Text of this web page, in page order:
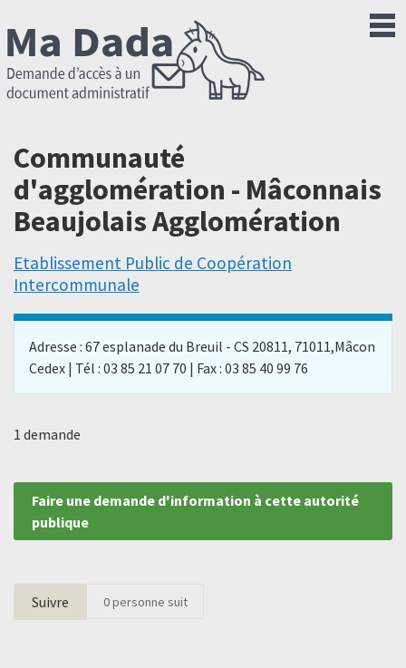
Communauté
d'agglomération - Mâconnais
Beaujolais Agglomération
Etablissement Public de Coopération
Intercommunale
Adresse : 67 esplanade du Breuil - CS 20811, 71011,Mâcon
Cedex | Tél : 03 85 21 07 70 | Fax : 03 85 40 99 76
1 demande
Faire une demande d'information à cette autorité
publique
Suivre 0personne suit